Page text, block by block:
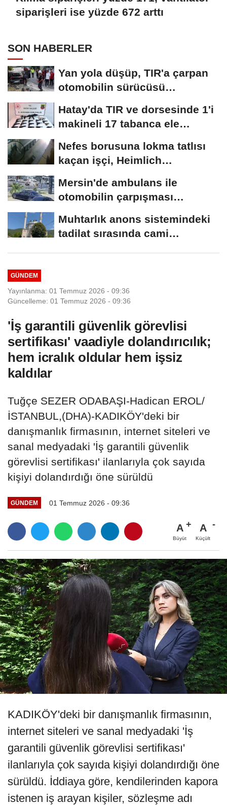
siparişleri ise yüzde 672 arttı
SON HABERLER
Yan yola düşüp, TIR'a çarpan
otomobilin sürücüsü
Hatay'da TIR ve dorsesinde 1'i
makineli 17 tabanca ele
Nefes borusuna lokma tatlısı
kaçan işçi, Heimlich
Mersin'de ambulans ile
otomobilin çarpışması
Muhtarlık anons sistemindeki
tadilat sırasında cami
GÜNDEM
Yayınlanma: 01 Temmuz 2026 - 09:36
Güncelleme: 01 Temmuz 2026 - 09:36
'İş garantili güvenlik görevlisi
sertifikası' vaadiyle dolandırıcılık;
hem icralık oldular hem işsiz
kaldılar
Tuğçe SEZER ODABAŞI-Hadican EROL/
İSTANBUL,(DHA)-KADIKÖY'deki bir
danışmanlık firmasının, internet siteleri ve
sanal medyadaki 'İş garantili güvenlik
görevlisi sertifikası' ilanlarıyla çok sayıda
kişiyi dolandırdığı öne sürüldü
GÜNDEM 01 Temmuz 2026 - 09:36
A
Büyüt
A
Küçült
KADIKÖY'deki bir danışmanlık firmasının,
internet siteleri ve sanal medyadaki 'İş
garantili güvenlik görevlisi sertifikası'
ilanlarıyla çok sayıda kişiyi dolandırdığı öne
sürüldü. İddiaya göre, kendilerinden kapora
istenen iş arayan kişiler, sözleşme adı